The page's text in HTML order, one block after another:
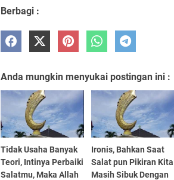
Berbagi :
Anda mungkin menyukai postingan ini :
Tidak Usaha Banyak
Teori, Intinya Perbaiki
Salatmu, Maka Allah
Ironis, Bahkan Saat
Salat pun Pikiran Kita
Masih Sibuk Dengan